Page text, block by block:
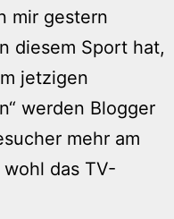
mir gestern
diesem Sport hat,
jetzigen
werden Blogger
mehr am
das TV-